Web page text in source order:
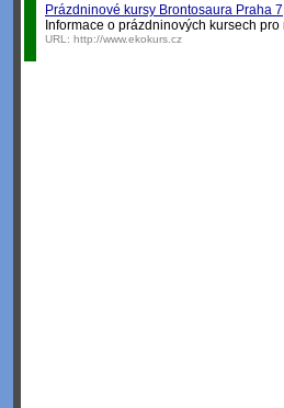
Prázdninové kursy Brontosaura Praha 7
Informace o prázdninových kursech
URL: http://www.ekokurs.cz